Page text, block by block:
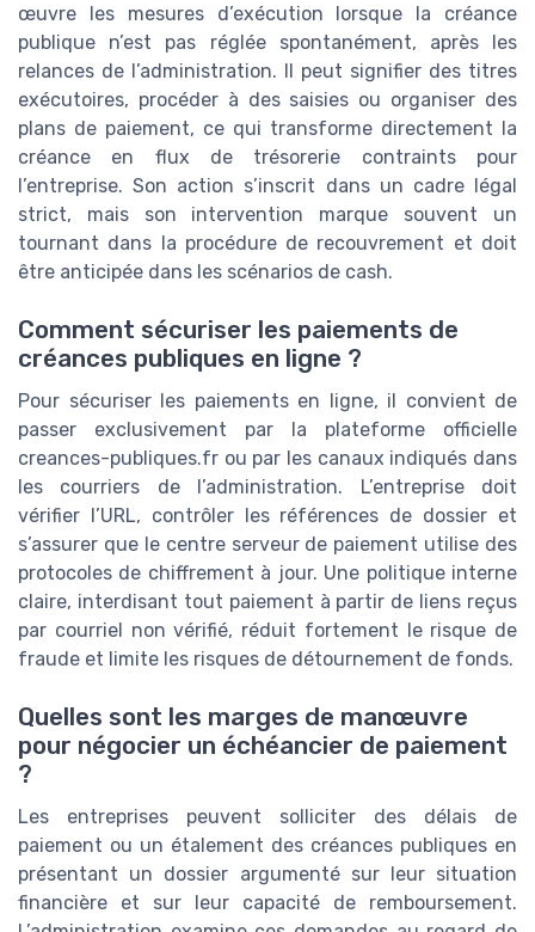
œuvre les mesures d’exécution lorsque la créance
publique n’est pas réglée spontanément, après les
relances de l’administration. Il peut signifier des titres
exécutoires, procéder à des saisies ou organiser des
plans de paiement, ce qui transforme directement la
créance en flux de trésorerie contraints pour
l’entreprise. Son action s’inscrit dans un cadre légal
strict, mais son intervention marque souvent un
tournant dans la procédure de recouvrement et doit
être anticipée dans les scénarios de cash.
Comment sécuriser les paiements de
créances publiques en ligne ?
Pour sécuriser les paiements en ligne, il convient de
passer exclusivement par la plateforme officielle
creances-publiques.fr ou par les canaux indiqués dans
les courriers de l’administration. L’entreprise doit
vérifier l’URL, contrôler les références de dossier et
s’assurer que le centre serveur de paiement utilise des
protocoles de chiffrement à jour. Une politique interne
claire, interdisant tout paiement à partir de liens reçus
par courriel non vérifié, réduit fortement le risque de
fraude et limite les risques de détournement de fonds.
Quelles sont les marges de manœuvre
pour négocier un échéancier de paiement
?
Les entreprises peuvent solliciter des délais de
paiement ou un étalement des créances publiques en
présentant un dossier argumenté sur leur situation
financière et sur leur capacité de remboursement.